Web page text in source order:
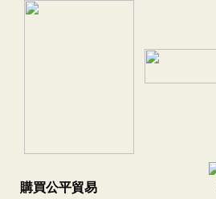
購買公平貿易